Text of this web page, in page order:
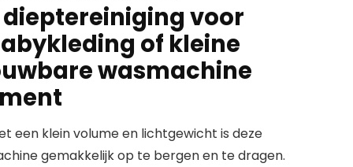
voor
of kleine
wasmachine
een klein volume en lichtgewicht is deze
gemakkelijk op te bergen en te dragen.